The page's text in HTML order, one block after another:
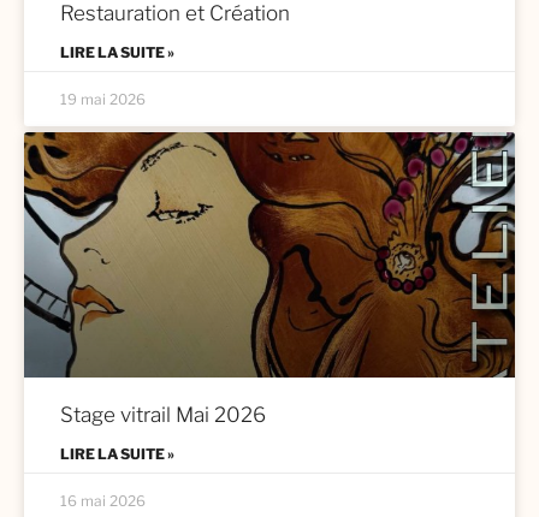
Restauration et Création
LIRE LA SUITE »
19 mai 2026
Stage vitrail Mai 2026
LIRE LA SUITE »
16 mai 2026